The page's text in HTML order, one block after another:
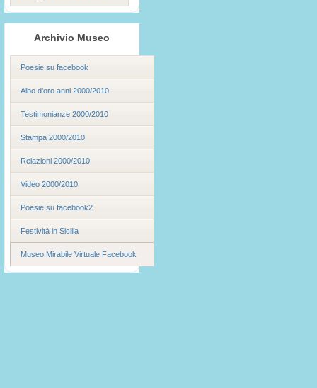
Archivio Museo
Poesie su facebook
Albo d'oro anni 2000/2010
Testimonianze 2000/2010
Stampa 2000/2010
Relazioni 2000/2010
Video 2000/2010
Poesie su facebook2
Festività in Sicilia
Museo Mirabile Virtuale Facebook